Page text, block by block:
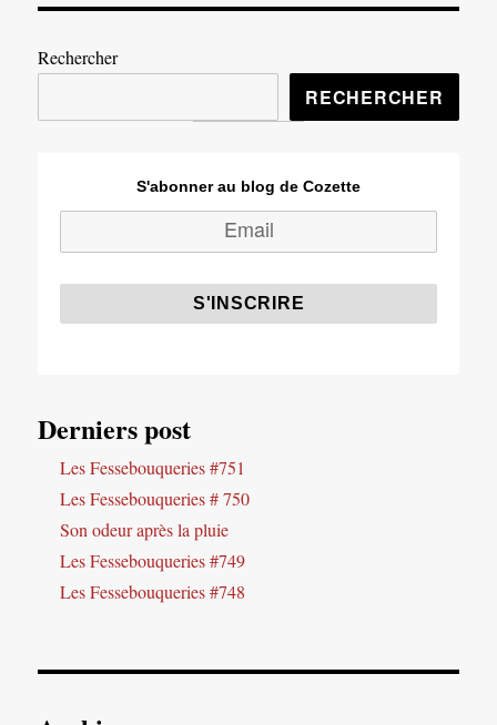
Rechercher
RECHERCHER
S'abonner au blog de Cozette
Derniers post
Les Fessebouqueries #751
Les Fessebouqueries # 750
Son odeur après la pluie
Les Fessebouqueries #749
Les Fessebouqueries #748